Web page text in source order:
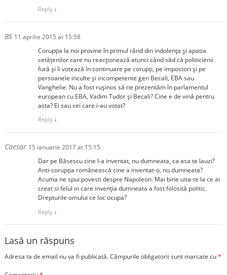
Reply ↓
BS 11 aprilie 2015 at 15:58
Corupția la noi provine în primul rând din indolența și apatia
cetățenilor care nu reacționează atunci când văd că politicienii
fură și îi votează în continuare pe corupți, pe impostori și pe
persoanele inculte și incompetente gen Becali, EBA sau
Vanghelie. Nu a fost rușinos să ne prezentăm în parlamentul
european cu EBA, Vadim Tudor și Becali? Cine e de vină pentru
asta? Ei sau cei care i-au votat?
Reply ↓
Caesar 15 ianuarie 2017 at 15:15
Dar pe Băsescu cine l-a inventat, nu dumneata, ca asa te lauzi?
Anti-corupția românească cine a inventat-o, nu dumneata?
Acuma ne spui povesti despre Napoleon. Mai bine uita-te la ce ai
creat si felul in care invenția dumneata a fost folosită politic.
Drepturile omului ce loc ocupa?
Reply ↓
Lasă un răspuns
Adresa ta de email nu va fi publicată.Câmpurile obligatorii sunt marcate cu*